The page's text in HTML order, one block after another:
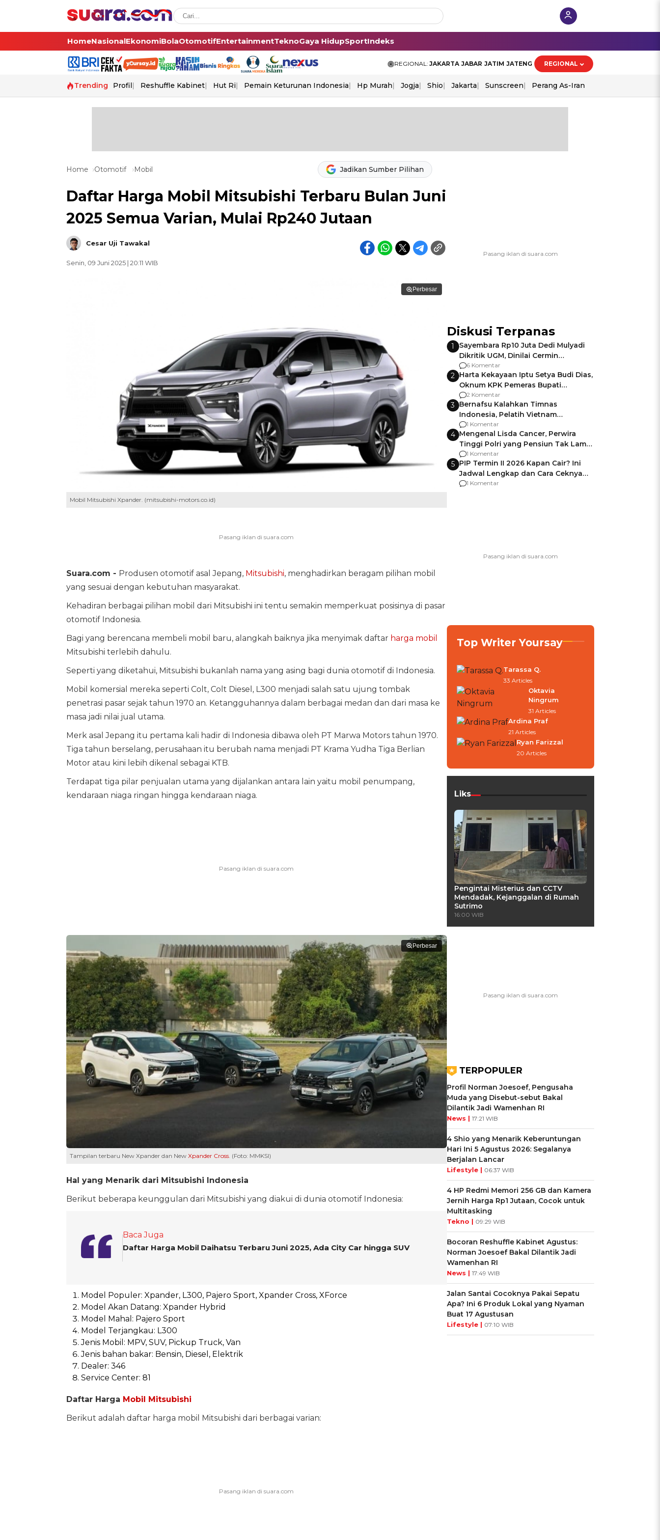
HomeNasionalEkonomiBolaOtomotifEntertainmentTeknoGaya HidupSportIndeks
REGIONAL: JAKARTA JABAR JATIM JATENG REGIONAL
Trending Profil Reshuffle Kabinet Hut Ri Pemain Keturunan Indonesia Hp Murah Jogja Shio Jakarta Sunscreen Perang As-Iran
Home Otomotif Mobil Jadikan Sumber Pilihan
Daftar Harga Mobil Mitsubishi Terbaru Bulan Juni
2025 Semua Varian, Mulai Rp240 Jutaan
Cesar Uji Tawakal
Senin, 09 Juni 2025 | 20:11 WIB
Perbesar
Mobil Mitsubishi Xpander. (mitsubishi-motors.co.id)
Suara.com - Produsen otomotif asal Jepang, Mitsubishi, menghadirkan beragam pilihan mobil
yang sesuai dengan kebutuhan masyarakat.
Kehadiran berbagai pilihan mobil dari Mitsubishi ini tentu semakin memperkuat posisinya di pasar
otomotif Indonesia.
Bagi yang berencana membeli mobil baru, alangkah baiknya jika menyimak daftar harga mobil
Mitsubishi terlebih dahulu.
Seperti yang diketahui, Mitsubishi bukanlah nama yang asing bagi dunia otomotif di Indonesia.
Mobil komersial mereka seperti Colt, Colt Diesel, L300 menjadi salah satu ujung tombak
penetrasi pasar sejak tahun 1970 an. Ketangguhannya dalam berbagai medan dan dari masa ke
masa jadi nilai jual utama.
Merk asal Jepang itu pertama kali hadir di Indonesia dibawa oleh PT Marwa Motors tahun 1970.
Tiga tahun berselang, perusahaan itu berubah nama menjadi PT Krama Yudha Tiga Berlian
Motor atau kini lebih dikenal sebagai KTB.
Terdapat tiga pilar penjualan utama yang dijalankan antara lain yaitu mobil penumpang,
kendaraan niaga ringan hingga kendaraan niaga.
Perbesar
Tampilan terbaru New Xpander dan New Xpander Cross. (Foto: MMKSI)
Hal yang Menarik dari Mitsubishi Indonesia
Berikut beberapa keunggulan dari Mitsubishi yang diakui di dunia otomotif Indonesia:
Baca Juga
Daftar Harga Mobil Daihatsu Terbaru Juni 2025, Ada City Car hingga SUV
Model Populer: Xpander, L300, Pajero Sport, Xpander Cross, XForce
Model Akan Datang: Xpander Hybrid
Model Mahal: Pajero Sport
Model Terjangkau: L300
Jenis Mobil: MPV, SUV, Pickup Truck, Van
Jenis bahan bakar: Bensin, Diesel, Elektrik
Dealer: 346
Service Center: 81
Daftar Harga Mobil Mitsubishi
Berikut adalah daftar harga mobil Mitsubishi dari berbagai varian:
Diskusi Terpanas
1
Sayembara Rp10 Juta Dedi Mulyadi
Dikritik UGM, Dinilai Cermin
Gagalnya Negara Jamin Keamanan
6 Komentar
2 Harta Kekayaan Iptu Setya Budi Dias,
Oknum KPK Pemeras Bupati
Pemalang
2 Komentar
3 Bernafsu Kalahkan Timnas
Indonesia, Pelatih Vietnam
Berencana Pakai Jimat di Pakansari
1 Komentar
4 Mengenal Lisda Cancer, Perwira
Tinggi Polri yang Pensiun Tak Lama
Usai Jadi Brigjen
1 Komentar
5 PIP Termin II 2026 Kapan Cair? Ini
Jadwal Lengkap dan Cara Ceknya
agar Dana Tidak Hangus!
1 Komentar
Top Writer Yoursay
Tarassa Q.
33 Articles
Oktavia
Ningrum
31 Articles
Ardina Praf
21 Articles
Ryan Farizzal
20 Articles
Liks
Pengintai Misterius dan CCTV
Mendadak, Kejanggalan di Rumah
Sutrimo
16:00 WIB
TERPOPULER
Profil Norman Joesoef, Pengusaha
Muda yang Disebut-sebut Bakal
Dilantik Jadi Wamenhan RI
News | 17:21 WIB
4 Shio yang Menarik Keberuntungan
Hari Ini 5 Agustus 2026: Segalanya
Berjalan Lancar
Lifestyle | 06:37 WIB
4 HP Redmi Memori 256 GB dan Kamera
Jernih Harga Rp1 Jutaan, Cocok untuk
Multitasking
Tekno | 09:29 WIB
Bocoran Reshuffle Kabinet Agustus:
Norman Joesoef Bakal Dilantik Jadi
Wamenhan RI
News | 17:49 WIB
Jalan Santai Cocoknya Pakai Sepatu
Apa? Ini 6 Produk Lokal yang Nyaman
Buat 17 Agustusan
Lifestyle | 07:10 WIB